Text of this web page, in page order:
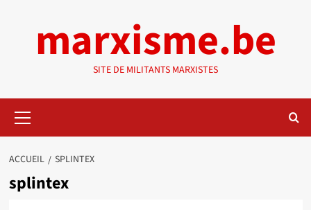
marxisme.be
SITE DE MILITANTS MARXISTES
principal
ACCUEIL SPLINTEX
splintex